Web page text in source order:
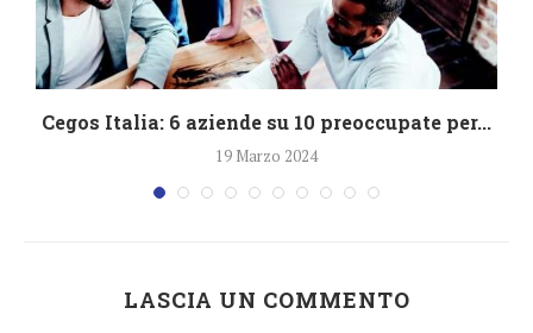
Cegos Italia: 6 aziende su 10 preoccupate per...
19 Marzo 2024
LASCIA UN COMMENTO